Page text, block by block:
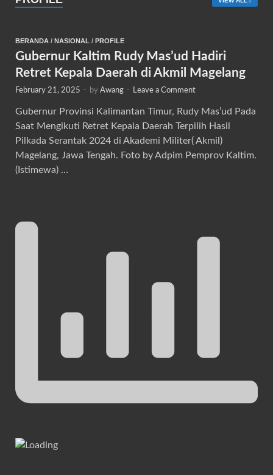
BERANDA / NASIONAL / PROFILE
Gubernur Kaltim Rudy Mas’ud Hadiri
Retret Kepala Daerah di Akmil Magelang
February 21, 2025 - by Awang - Leave a Comment
Gubernur Provinsi Kalimantan Timur, Rudy Mas’ud Pada
Saat Mengikuti Retret Kepala Daerah Terpilih Hasil
Pilkada Serantak 2024 di Akademi Militer( Akmil)
Magelang, Jawa Tengah. Foto by Adpim Pemprov Kaltim.
(Istimewa) …